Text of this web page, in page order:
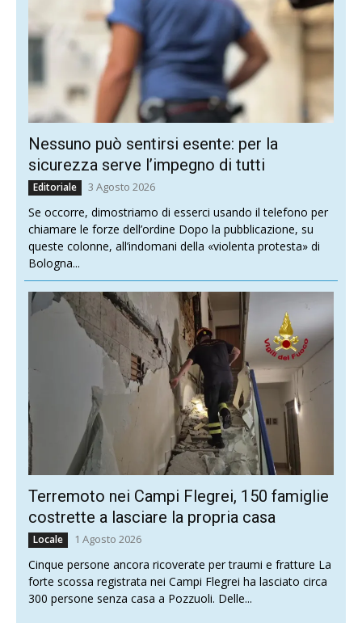
Nessuno può sentirsi esente: per la
sicurezza serve l’impegno di tutti
Editoriale 3 Agosto 2026
Se occorre, dimostriamo di esserci usando il telefono per
chiamare le forze dell’ordine Dopo la pubblicazione, su
queste colonne, all’indomani della «violenta protesta» di
Bologna...
Terremoto nei Campi Flegrei, 150 famiglie
costrette a lasciare la propria casa
Locale 1 Agosto 2026
Cinque persone ancora ricoverate per traumi e fratture La
forte scossa registrata nei Campi Flegrei ha lasciato circa
300 persone senza casa a Pozzuoli. Delle...